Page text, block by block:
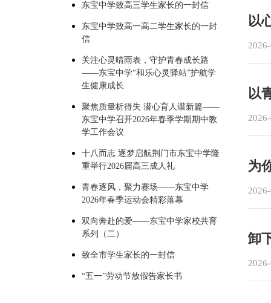
东宝中学致高三学生家长的一封信
东宝中学致高一高二学生家长的一封
信
关注心灵晴雨表，守护青春成长路
——东宝中学“和乐心灵驿站”护航学
生健康成长
聚焦质量析得失 潜心育人谱新篇——
东宝中学召开2026年春季学期期中教
学工作会议
十八而志 逐梦启航荆门市东宝中学隆
重举行2026届高三成人礼
青春逐风，聚力赛场——东宝中学
2026年春季运动会精彩落幕
双向奔赴的爱——东宝中学家校共育
系列（二）
致全市学生家长的一封信
“五一”劳动节放假告家长书
以
以
为
卸